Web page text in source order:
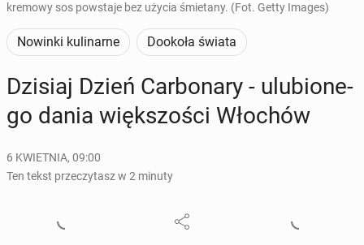
kremowy sos powstaje bez użycia śmietany. (Fot. Getty Images)
Nowinki kulinarne Dookoła świata
Dzisiaj Dzień Car­bo­na­ry - ulu­bio­ne­
go dania więk­szo­ści Włochów
6 KWIETNIA, 09:00
Ten tekst przeczytasz w 2 minuty